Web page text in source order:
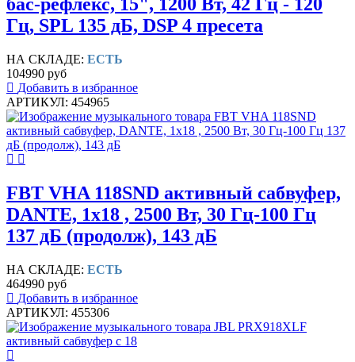
Гц, SPL 135 дБ, DSP 4 пресета
НА СКЛАДЕ: ЕСТЬ
104990 руб
Добавить в избранное
АРТИКУЛ: 454965
FBT VHA 118SND активный сабвуфер,
DANTE, 1х18 , 2500 Вт, 30 Гц-100 Гц
137 дБ (продолж), 143 дБ
НА СКЛАДЕ: ЕСТЬ
464990 руб
Добавить в избранное
АРТИКУЛ: 455306